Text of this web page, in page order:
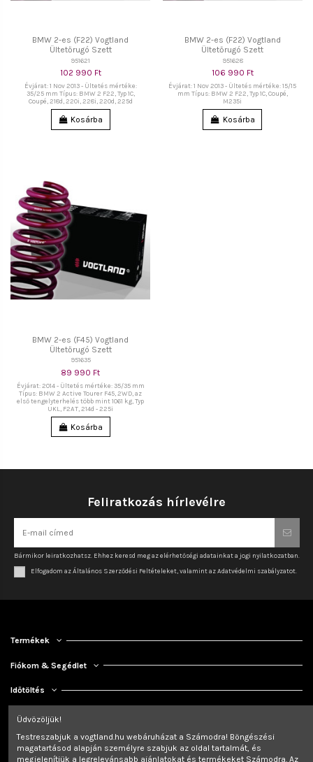
BMW 2-es (F22) Vogtland
Ültetőrugó Szett
951621
102 990 Ft
Évjárat: 1 Nov 2013 - Ültetés mértéke:
35/25 mm Típus: BMW 2 F22, Typ 1C,
Coupé, 218d, 220i, 228i, 220d, 225d
Kosárba
BMW 2-es (F22) Vogtland
Ültetőrugó Szett
951628
106 990 Ft
Évjárat: 1 Nov 2013 - Ültetés mértéke: 15/15
mm Típus: BMW 2 F22, Typ 1C, Coupé,
M235i
Kosárba
BMW 2-es (F45) Vogtland
Ültetőrugó Szett
951635
89 990 Ft
Évjárat: 2014 - Ültetés mértéke: 35/35 mm
Típus: BMW 2 Active Tourer F45, 2WD, az
első tengelyterhelés több mint 1061 kg, Typ
UKL, F2AT, 214d - 225i
Kosárba
Feliratkozás hírlevélre
Bármikor leiratkozhatsz. Ehhez keresd meg az elérhetőségi adatainkat a jogi nyilatkozatban.
Elfogadom az Általános Szerződési Feltételeket, valamint az Adatvédelmi szabályzatot.
Termékek
Fiókom & Segédlet
Időtöltés
Kapcsolat
Üdvözöljük!
Testreszabjuk a vogtland.hu webáruházat a Számodra! Böngészési
magatartásod alapján személyre szabjuk az oldal tartalmát, és
megjelenítjük a legrelevánsabb ajánlatokat és termékeket Számodra. Az